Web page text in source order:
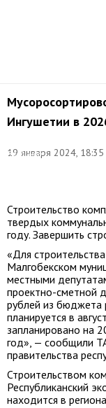
Ингушетии в
19 января 2024, 18:35
Владимир
Строительство
твердых
году. Завершить
«Для
Малгобекском
местными
проектно-сметной
рублей из бюджета
планируется в
запланировано на
год», — сообщили
правительства
Строительством
Республиканский
находится в